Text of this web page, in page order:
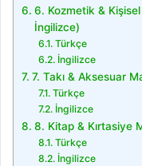
6. Kozmetik &
İngilizce)
Türkçe
İngilizce
7. Takı & Aksesuar
Türkçe
İngilizce
8. Kitap & Kırtasiye
Türkçe
İngilizce